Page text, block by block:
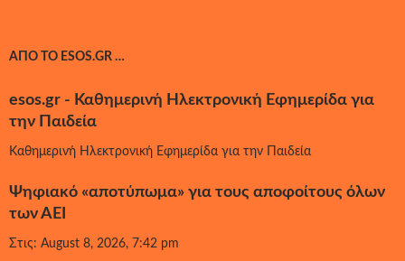
ΑΠΌ ΤΟ ESOS.GR …
esos.gr - Καθημερινή Ηλεκτρονική Εφημερίδα για
την Παιδεία
Καθημερινή Ηλεκτρονική Εφημερίδα για την Παιδεία
Ψηφιακό «αποτύπωμα» για τους αποφοίτους όλων
των ΑΕΙ
Στις: August 8, 2026, 7:42 pm